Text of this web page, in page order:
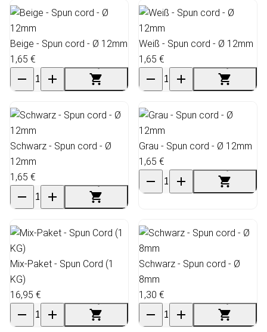
Beige - Spun cord - Ø 12mm
1,65 €
Weiß - Spun cord - Ø 12mm
1,65 €
Schwarz - Spun cord - Ø
12mm
1,65 €
Grau - Spun cord - Ø 12mm
1,65 €
Mix-Paket - Spun Cord (1
KG)
16,95 €
Schwarz - Spun cord - Ø
8mm
1,30 €